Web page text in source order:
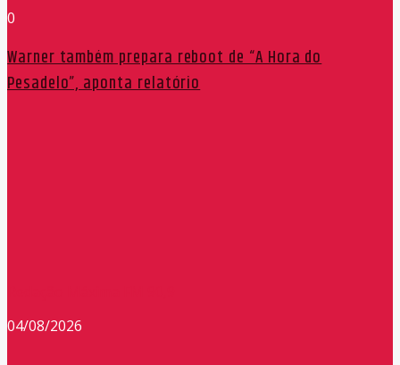
0
Warner também prepara reboot de “A Hora do
Pesadelo”, aponta relatório
04/08/2026